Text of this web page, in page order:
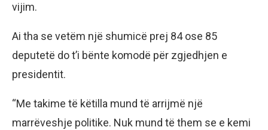
vijim.
Ai tha se vetëm një shumicë prej 84 ose 85
deputetë do t’i bënte komodë për zgjedhjen e
presidentit.
“Me takime të këtilla mund të arrijmë një
marrëveshje politike. Nuk mund të them se e kemi